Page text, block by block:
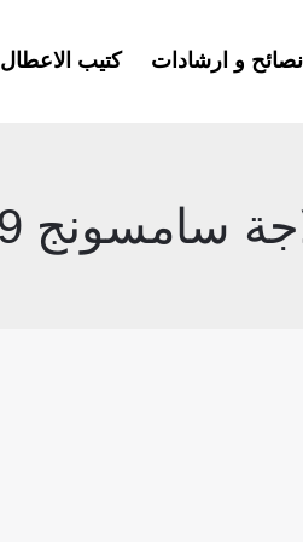
نصائح و ارشادات كتيب الاعطال
419 لتر